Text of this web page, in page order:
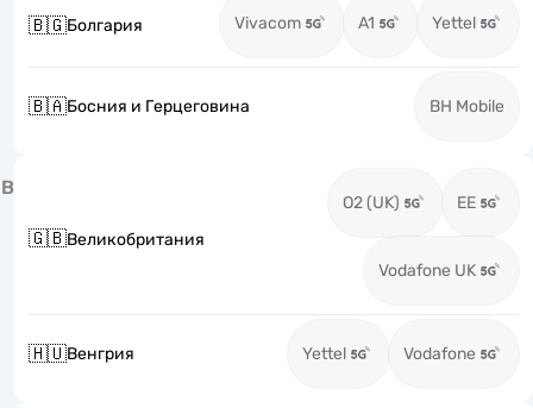
🇧🇬Болгария Vivacom A1 Yettel
🇧🇦Босния и Герцеговина BH Mobile
В
🇬🇧Великобритания
O2 (UK) EE
Vodafone UK
🇭🇺Венгрия Yettel Vodafone